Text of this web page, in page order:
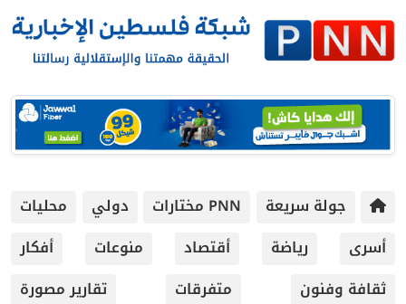
جولة سريعة PNN مختارات دولي
محليات
أسرى
رياضة أقتصاد منوعات
أفكار
ثقافة وفنون
متفرقات
تقارير مصورة